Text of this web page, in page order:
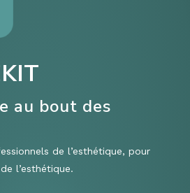
au bout des
de l’esthétique, pour
l’esthétique.